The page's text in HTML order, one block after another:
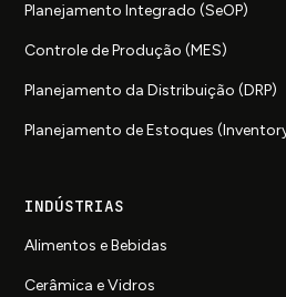
Planejamento Integrado (SeOP)
Controle de Produção (MES)
Planejamento da Distribuição (DRP)
Planejamento de Estoques
INDÚSTRIAS
Alimentos e Bebidas
Cerâmica e Vidros